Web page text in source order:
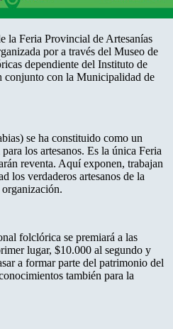
la Feria Provincial de Artesanías
por a través del Museo de
dependiente del Instituto de
conjunto con la Municipalidad de
se ha constituido como un
los artesanos. Es la única Feria
reventa. Aquí exponen, trabajan
los verdaderos artesanos de la
folclórica se premiará a las
lugar, $10.000 al segundo y
a formar parte del patrimonio del
también para la